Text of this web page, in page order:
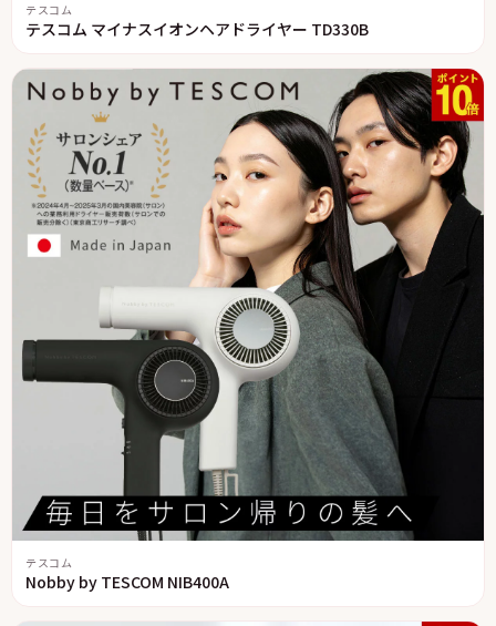
テスコム
テスコム マイナスイオンヘアドライヤー TD330B
テスコム
Nobby by TESCOM NIB400A